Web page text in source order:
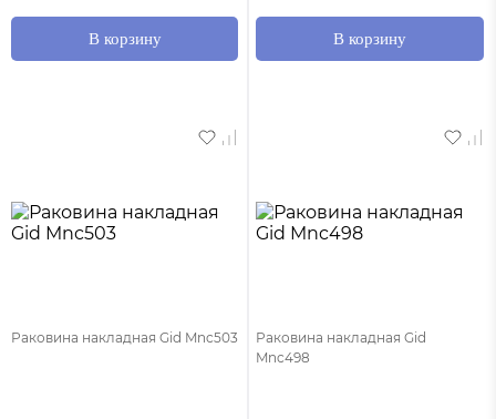
В корзину В корзину
Раковина накладная Gid Mnc503
Раковина накладная Gid
Mnc498